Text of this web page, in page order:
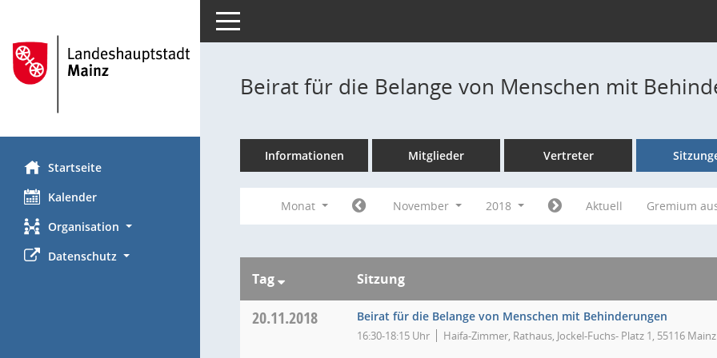
Startseite
Kalender
Organisation
Datenschutz
Toggle navigation
Beirat für die Belange von Menschen mit
Informationen Mitglieder Vertreter
Monat November 2018 Aktuell Gremium
Tag Sitzung
20.11.2018 Beirat für die Belange von Menschen mit Behinderungen
16:30-18:15 Uhr Haifa-Zimmer, Rathaus, Jockel-Fuchs- Platz 1, 55116 Mainz